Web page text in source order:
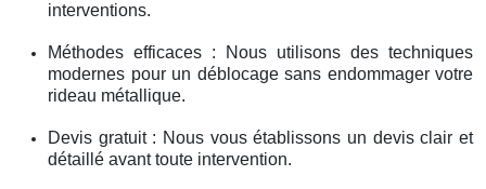
interventions.
Méthodes efficaces : Nous utilisons des techniques
modernes pour un déblocage sans endommager votre
rideau métallique.
Devis gratuit : Nous vous établissons un devis clair et
détaillé avant toute intervention.